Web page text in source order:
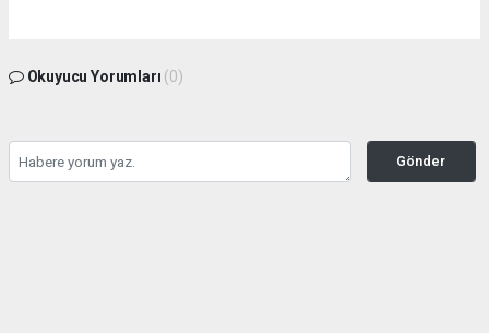
Okuyucu Yorumları (0)
Gönder